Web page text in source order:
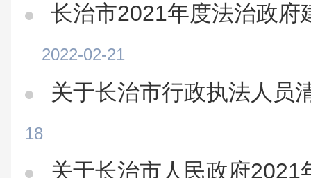
长治市2021年度法治政府
2022-02-21
关于长治市行政执法人员
18
关于长治市人民政府2021